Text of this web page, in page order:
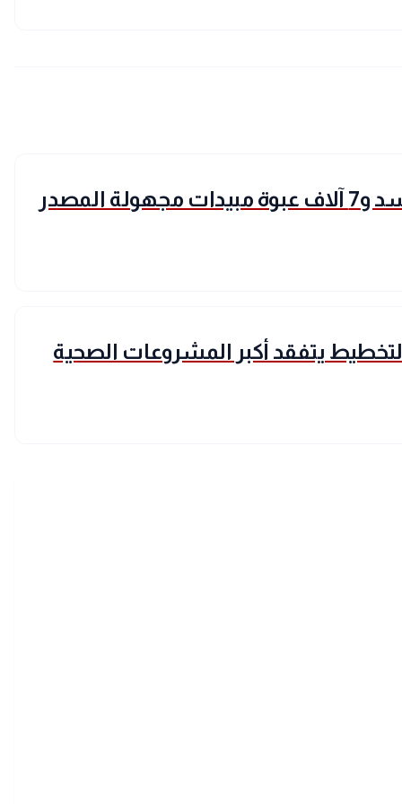
ضبط طن جمبري فاسد و7 آلاف عبوة مبيدات مجهولة المصدر
التخطيط يتفقد أكبر المشروعات الصحية